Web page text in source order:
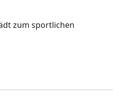
zum sportlichen